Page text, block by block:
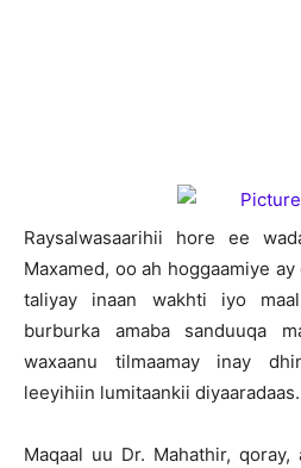
Raysalwasaarihii hore ee
Maxamed, oo ah hoggaamiye
taliyay inaan wakhti iyo
burburka amaba sanduuqa
waxaanu tilmaamay inay
leeyihiin lumitaankii diyaaradaas.
Maqaal uu Dr. Mahathir,